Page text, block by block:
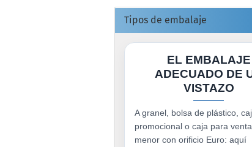
Tipos de embalaje
EL EMBALAJE
ADECUADO DE
VISTAZO
A granel, bolsa de plástico,
promocional o caja para
menor con orificio Euro: aquí